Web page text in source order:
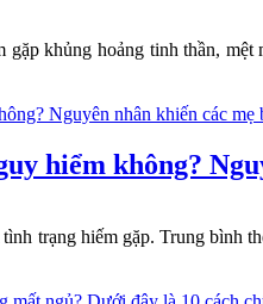
khủng hoảng tinh thần,
hiểm không?
trạng hiếm gặp. Trung bình